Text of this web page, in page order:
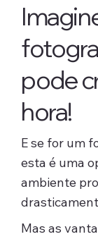
pode
hora!
E se for um
esta é uma
ambiente
Mas as